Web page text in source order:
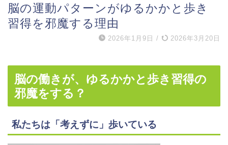
脳の運動パターンがゆるかかと歩き
習得を邪魔する理由
2026年1月9日 / 2026年3月20日
脳の働きが、ゆるかかと歩き習得の
邪魔をする？
私たちは「考えずに」歩いている